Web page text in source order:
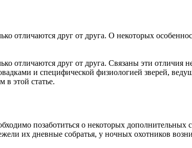
отличаются друг от друга. О некоторых
отличаются друг от друга. Связаны эти отличия
и специфической физиологией зверей,
в этой статье.
позаботиться о некоторых
их дневные собратья, у ночных охотников